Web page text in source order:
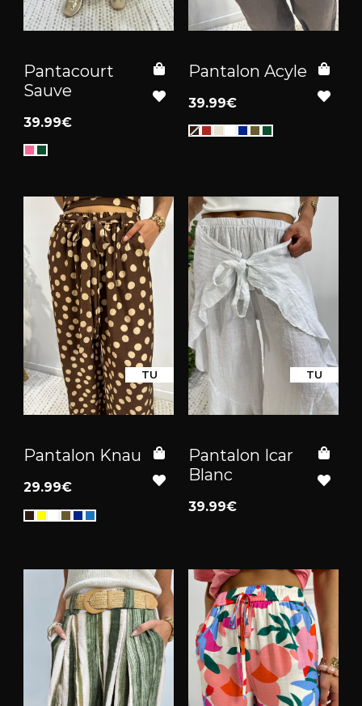
Pantacourt
Sauve
39.99€
Pantalon Acyle
39.99€
TU
Pantalon Knau
29.99€
TU
Pantalon Icar
Blanc
39.99€